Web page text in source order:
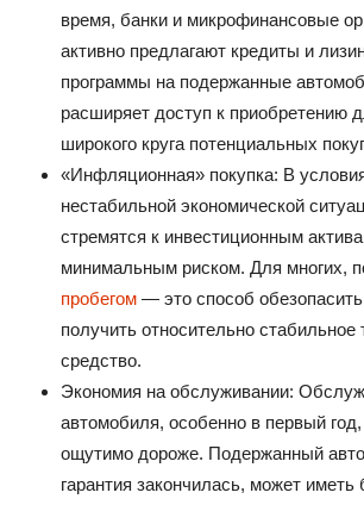
время, банки и микрофинансовые
активно предлагают кредиты и
программы на подержанные
расширяет доступ к приобретению
широкого круга потенциальных
«Инфляционная» покупка: В
нестабильной экономической
стремятся к инвестиционным
минимальным риском. Для многих,
пробегом — это способ
получить относительно стабильное
средство.
Экономия на обслуживании:
автомобиля, особенно в первый
ощутимо дороже. Подержанный
гарантия закончилась, может